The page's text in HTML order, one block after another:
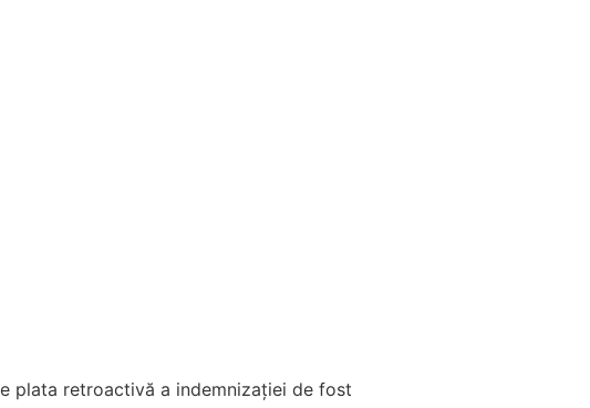
plata retroactivă a indemnizației de fost